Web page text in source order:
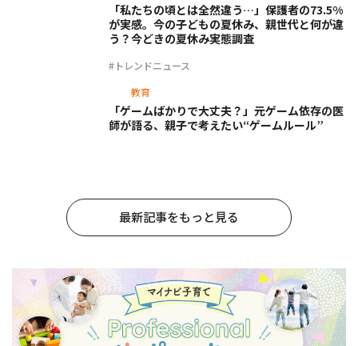
#トレンドニュース
「私たちの頃とは全然違う…」保護者の73.5%
が実感。今の子どもの夏休み、親世代と何が違
う？今どきの夏休み実態調査
教育
「ゲームばかりで大丈夫？」元ゲーム依存の医
師が語る、親子で考えたい“ゲームルール”
最新記事をもっと見る